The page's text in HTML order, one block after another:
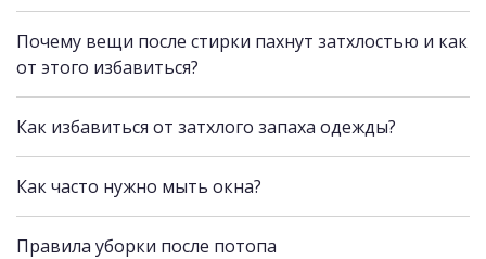
Почему вещи после стирки пахнут затхлостью и как
от этого избавиться?
Как избавиться от затхлого запаха одежды?
Как часто нужно мыть окна?
Правила уборки после потопа